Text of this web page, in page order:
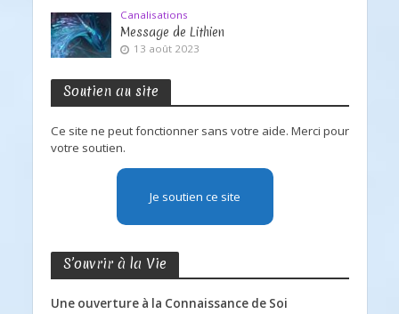
Canalisations
Message de Lithien
13 août 2023
Soutien au site
Ce site ne peut fonctionner sans votre aide. Merci pour
votre soutien.
Je soutien ce site
S’ouvrir à la Vie
Une ouverture à la Connaissance de Soi